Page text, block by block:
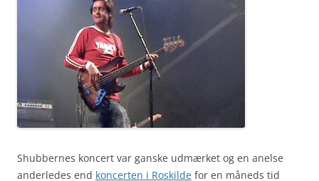
Shubbernes koncert var ganske udmærket og en anelse
anderledes end koncerten i Roskilde for en måneds tid